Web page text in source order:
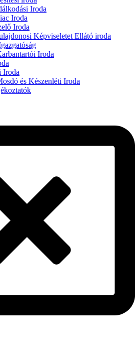
Iroda
Iroda
Iroda
Képviseletet Ellátó iroda
Iroda
Iroda
és Készenléti Iroda